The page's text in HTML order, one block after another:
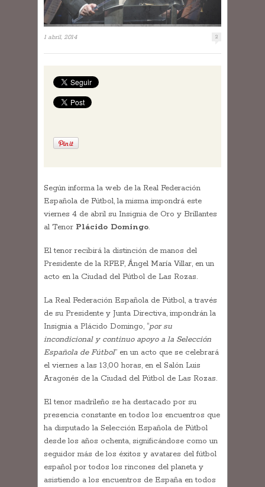
1 abril, 2014 2
Según informa la web de la Real Federación
Española de Fútbol, la misma impondrá este
viernes 4 de abril su Insignia de Oro y Brillantes
al Tenor Plácido Domingo.
El tenor recibirá la distinción de manos del
Presidente de la RFEF, Ángel María Villar, en un
acto en la Ciudad del Fútbol de Las Rozas.
La Real Federación Española de Fútbol, a través
de su Presidente y Junta Directiva, impondrán la
Insignia a Plácido Domingo, “por su
incondicional y continuo apoyo a la Selección
Española de Fútbol” en un acto que se celebrará
el viernes a las 13,00 horas, en el Salón Luis
Aragonés de la Ciudad del Fútbol de Las Rozas.
El tenor madrileño se ha destacado por su
presencia constante en todos los encuentros que
ha disputado la Selección Española de Fútbol
desde los años ochenta, significándose como un
seguidor más de los éxitos y avatares del fútbol
español por todos los rincones del planeta y
asistiendo a los encuentros de España en todos